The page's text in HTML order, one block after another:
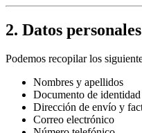
2. Datos
Podemos recopilar los
Nombres y apellidos
Documento de
Dirección de envío y
Correo electrónico